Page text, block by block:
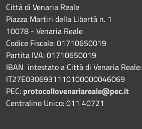
Città di Venaria Reale
Piazza Martiri della Libertà n. 1
10078 - Venaria Reale
Codice Fiscale: 01710650019
Partita IVA: 01710650019
IBAN intestato a Città di Venaria Reale:
IT27E0306931110100000046069
PEC: protocollovenariareale@pec.it
Centralino Unico: 011 40721